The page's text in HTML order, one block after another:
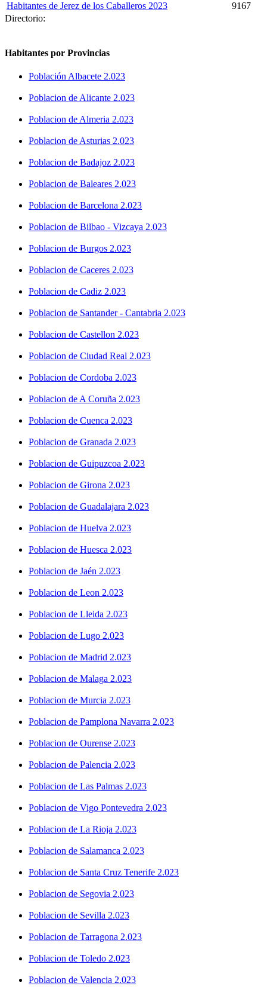
Habitantes de Jerez de los Caballeros 2023
9167
Directorio:
Habitantes por Provincias
Población Albacete 2.023
Poblacion de Alicante 2.023
Poblacion de Almeria 2.023
Poblacion de Asturias 2.023
Poblacion de Badajoz 2.023
Poblacion de Baleares 2.023
Poblacion de Barcelona 2.023
Poblacion de Bilbao - Vizcaya 2.023
Poblacion de Burgos 2.023
Poblacion de Caceres 2.023
Poblacion de Cadiz 2.023
Poblacion de Santander - Cantabria 2.023
Poblacion de Castellon 2.023
Poblacion de Ciudad Real 2.023
Poblacion de Cordoba 2.023
Poblacion de A Coruña 2.023
Poblacion de Cuenca 2.023
Poblacion de Granada 2.023
Poblacion de Guipuzcoa 2.023
Poblacion de Girona 2.023
Poblacion de Guadalajara 2.023
Poblacion de Huelva 2.023
Poblacion de Huesca 2.023
Poblacion de Jaén 2.023
Poblacion de Leon 2.023
Poblacion de Lleida 2.023
Poblacion de Lugo 2.023
Poblacion de Madrid 2.023
Poblacion de Malaga 2.023
Poblacion de Murcia 2.023
Poblacion de Pamplona Navarra 2.023
Poblacion de Ourense 2.023
Poblacion de Palencia 2.023
Poblacion de Las Palmas 2.023
Poblacion de Vigo Pontevedra 2.023
Poblacion de La Rioja 2.023
Poblacion de Salamanca 2.023
Poblacion de Santa Cruz Tenerife 2.023
Poblacion de Segovia 2.023
Poblacion de Sevilla 2.023
Poblacion de Tarragona 2.023
Poblacion de Toledo 2.023
Poblacion de Valencia 2.023